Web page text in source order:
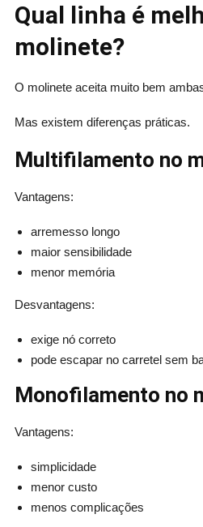
Qual linha é
molinete?
O molinete aceita muito bem
Mas existem diferenças práticas.
Multifilamento no
Vantagens:
arremesso longo
maior sensibilidade
menor memória
Desvantagens:
exige nó correto
pode escapar no carretel sem
Monofilamento no
Vantagens:
simplicidade
menor custo
menos complicações